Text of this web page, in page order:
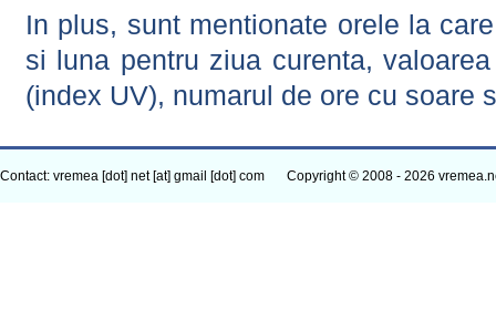
In plus, sunt mentionate orele la
si luna pentru ziua curenta,
(index UV), numarul de ore cu soare
Contact: vremea [dot] net [at] gmail [dot] com Copyright © 2008 - 2026